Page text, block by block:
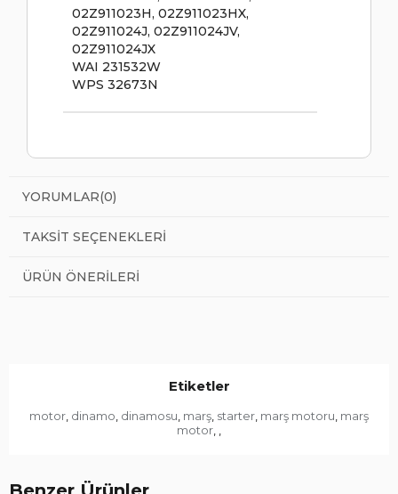
02Z911023H, 02Z911023HX,
02Z911024J, 02Z911024JV,
02Z911024JX
WAI 231532W
WPS 32673N
YORUMLAR(0)
TAKSIT SEÇENEKLERI
ÜRÜN ÖNERILERI
Etiketler
motor dinamo dinamosu marş starter marş motoru marş
motor